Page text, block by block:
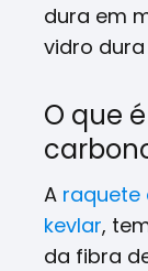
dura em
vidro dura
O que
A raquete
kevlar,
da fibra